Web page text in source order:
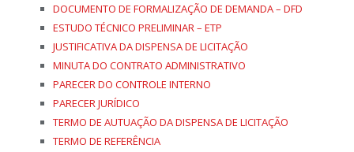
DOCUMENTO DE FORMALIZAÇÃO DE DEMANDA – DFD
ESTUDO TÉCNICO PRELIMINAR – ETP
JUSTIFICATIVA DA DISPENSA DE LICITAÇÃO
MINUTA DO CONTRATO ADMINISTRATIVO
PARECER DO CONTROLE INTERNO
PARECER JURÍDICO
TERMO DE AUTUAÇÃO DA DISPENSA DE LICITAÇÃO
TERMO DE REFERÊNCIA